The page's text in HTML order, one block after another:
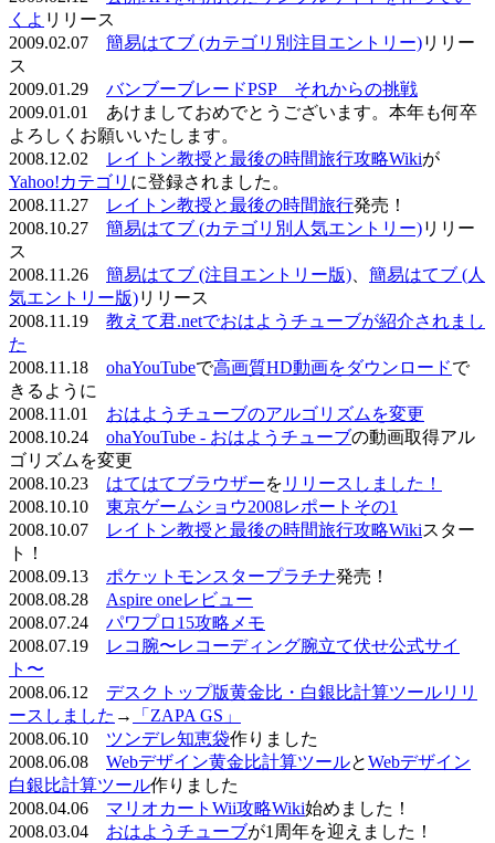
くよ リリース
2009.02.07 簡易はてブ (カテゴリ別注目エントリー)リリー
ス
2009.01.29 バンブーブレードPSP それからの挑戦
2009.01.01 あけましておめでとうございます。本年も何卒
よろしくお願いいたします。
2008.12.02
レイトン教授と最後の時間旅行攻略Wikiが
Yahoo!カテゴリ に登録されました。
2008.11.27
レイトン教授と最後の時間旅行発売！
2008.10.27 簡易はてブ (カテゴリ別人気エントリー)リリー
ス
2008.11.26 簡易はてブ (注目エントリー版)
簡易はてブ (人
気エントリー版)リリース
2008.11.19 教えて君.netでおはようチューブが紹介されまし
た
2008.11.18 ohaYouTubeで高画質HD動画をダウンロードで
きるように
2008.11.01 おはようチューブのアルゴリズムを変更
2008.10.24 ohaYouTube - おはようチューブの動画取得アル
ゴリズムを変更
2008.10.23 はてはてブラウザーを リリースしました！
2008.10.10 東京ゲームショウ2008レポートその1
2008.10.07
レイトン教授と最後の時間旅行攻略Wikiスター
ト！
2008.09.13 ポケットモンスタープラチナ発売！
2008.08.28 Aspire oneレビュー
2008.07.24 パワプロ15攻略メモ
2008.07.19
レコ腕〜レコーディング腕立て伏せ公式サイ
ト〜
2008.06.12 デスクトップ版黄金比・白銀比計算ツールリリ
ースしました →
「ZAPA GS」
2008.06.10 ツンデレ知恵袋作りました
2008.06.08 Webデザイン黄金比計算ツールとWebデザイン
白銀比計算ツール作りました
2008.04.06 マリオカートWii攻略Wiki始めました！
2008.03.04 おはようチューブが1周年を迎えました！